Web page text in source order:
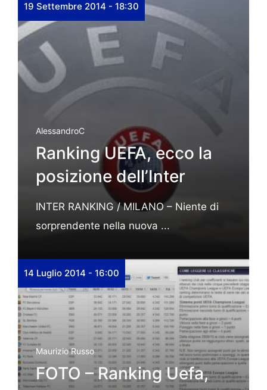
19 Settembre 2014 - 18:30
AlessandroC
Ranking UEFA, ecco la
posizione dell’Inter
INTER RANKING / MILANO – Niente di
sorprendente nella nuova ...
14 Luglio 2014 - 16:00
Maurizio Russo
FOTO – Ranking Uefa,